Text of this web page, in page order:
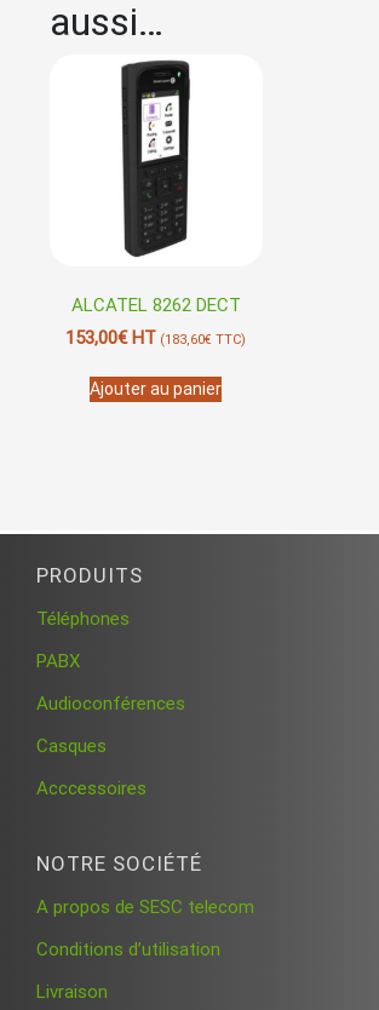
aussi…
ALCATEL 8262 DECT
153,00€HT (183,60€ TTC)
Ajouter au panier
PRODUITS
Téléphones
PABX
Audioconférences
Casques
Acccessoires
NOTRE SOCIÉTÉ
A propos de SESC telecom
Conditions d’utilisation
Livraison